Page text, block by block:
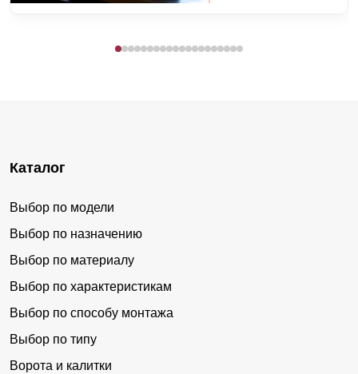
Каталог
Выбор по модели
Выбор по назначению
Выбор по материалу
Выбор по характеристикам
Выбор по способу монтажа
Выбор по типу
Ворота и калитки